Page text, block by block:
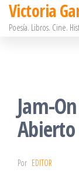
Saltar
Victoria
Poesía. Libros. Cine.
Jam-
Abierto
Por EDITOR